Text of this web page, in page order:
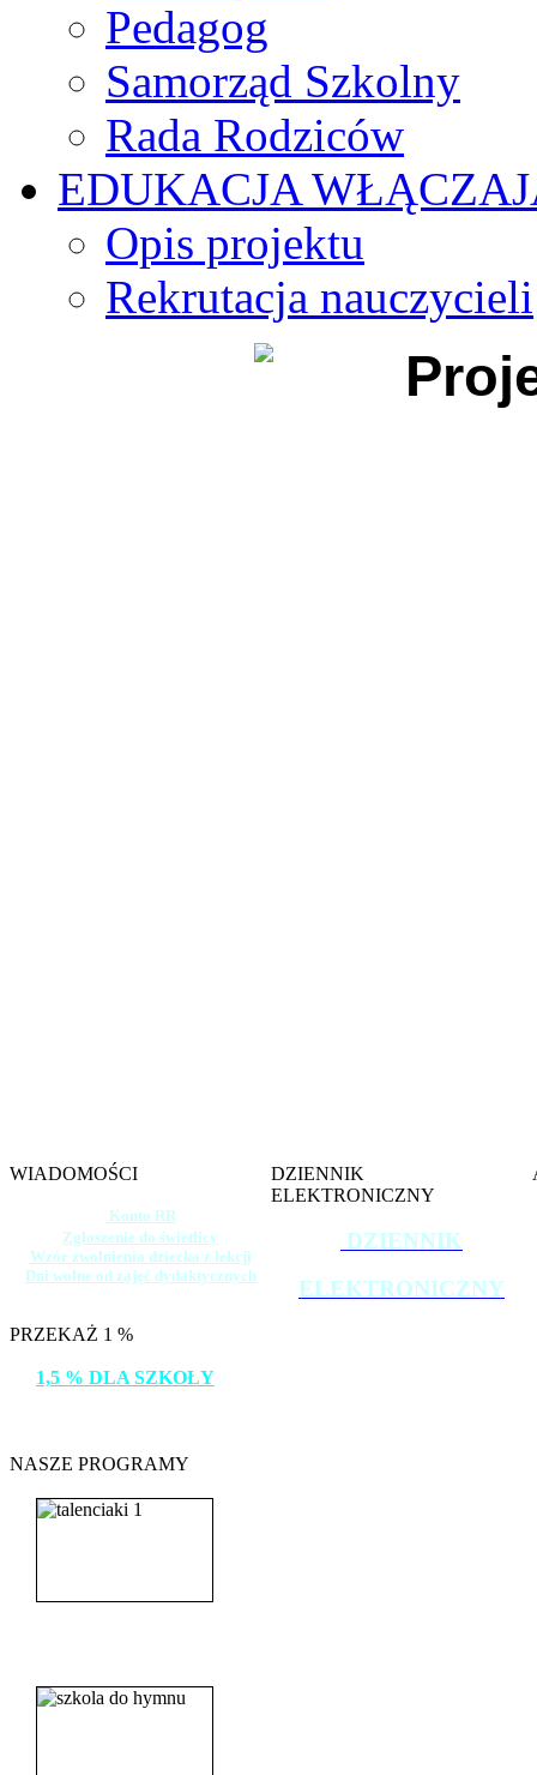
Pedagog
Samorząd Szkolny
Rada Rodziców
EDUKACJA
Opis projektu
Rekrutacja nauczycieli
WIADOMOŚCI
Konto RR
Zgłoszenie do świetlicy
Wzór zwolnienia dziecka z lekcji
Dni wolne od zajęć dydaktycznych
DZIENNIK
ELEKTRONICZNY
DZIENNIK
ELEKTRONICZNY
PRZEKAŻ 1 %
1,5 % DLA SZKOŁY
NASZE PROGRAMY